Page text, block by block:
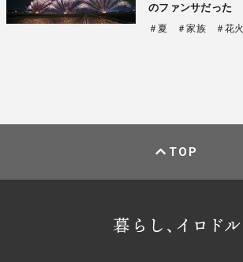
のファンサだった
＃夏 ＃家族 ＃花火
TOP